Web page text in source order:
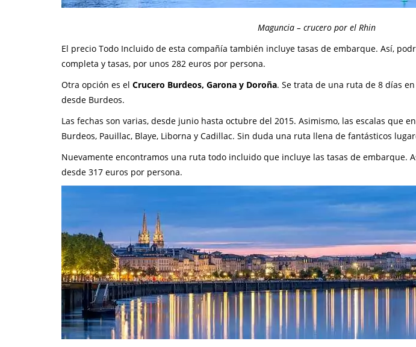
Maguncia – crucero por el Rhin
El precio Todo Incluido de esta compañía también incluye tasas de embarque. Así,
completa y tasas, por unos 282 euros por persona.
Otra opción es el Crucero Burdeos, Garona y Doroña. Se trata de una ruta de 8 días
desde Burdeos.
Las fechas son varias, desde junio hasta octubre del 2015. Asimismo, las escalas que
Burdeos, Pauillac, Blaye, Liborna y Cadillac. Sin duda una ruta llena de fantásticos
Nuevamente encontramos una ruta todo incluido que incluye las tasas de embarque.
desde 317 euros por persona.